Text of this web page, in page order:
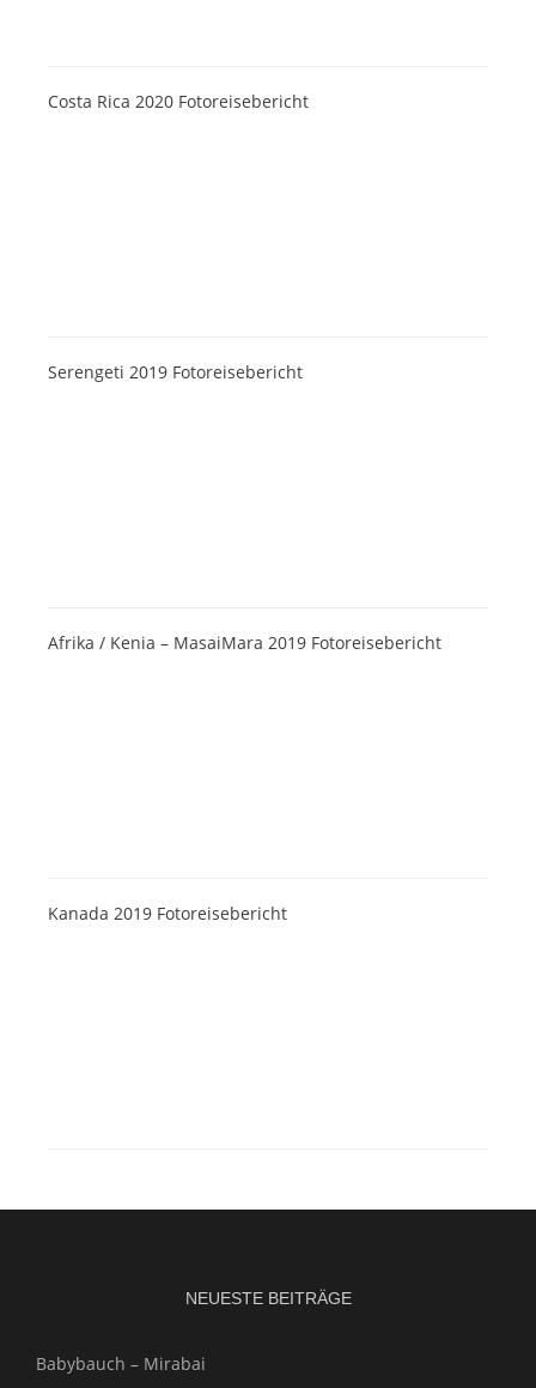
Costa Rica 2020 Fotoreisebericht
Serengeti 2019 Fotoreisebericht
Afrika / Kenia – MasaiMara 2019 Fotoreisebericht
Kanada 2019 Fotoreisebericht
NEUESTE BEITRÄGE
Babybauch – Mirabai